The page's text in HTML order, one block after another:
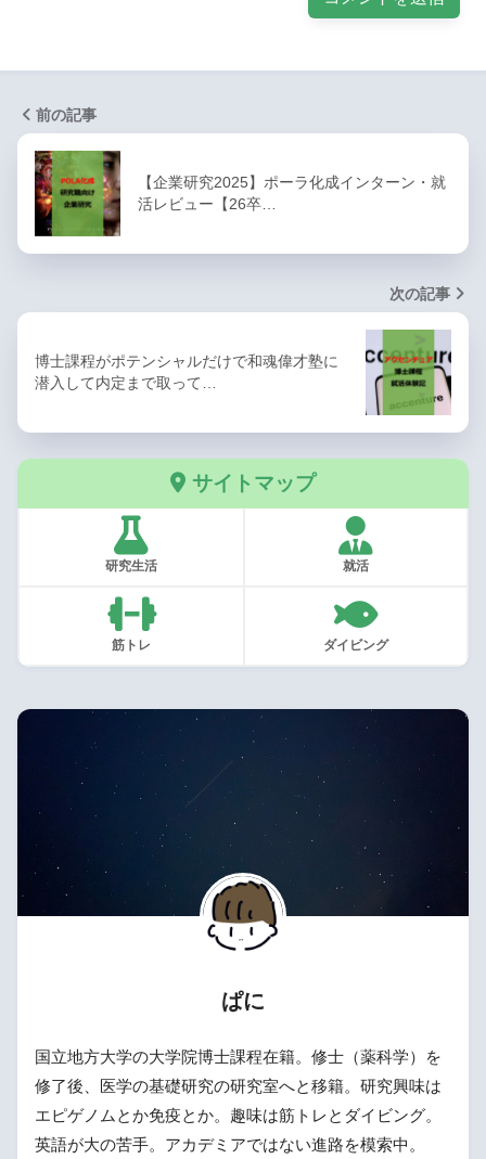
前の記事
【企業研究2025】ポーラ化成インターン・就
活レビュー【26卒…
次の記事
博士課程がポテンシャルだけで和魂偉才塾に
潜入して内定まで取って…
サイトマップ
研究生活 就活
筋トレ ダイビング
ぱに
国立地方大学の大学院博士課程在籍。修士（薬科学）を
修了後、医学の基礎研究の研究室へと移籍。研究興味は
エピゲノムとか免疫とか。趣味は筋トレとダイビング。
英語が大の苦手。アカデミアではない進路を模索中。